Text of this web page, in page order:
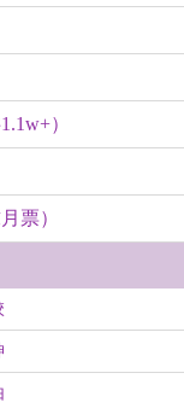
）
票）